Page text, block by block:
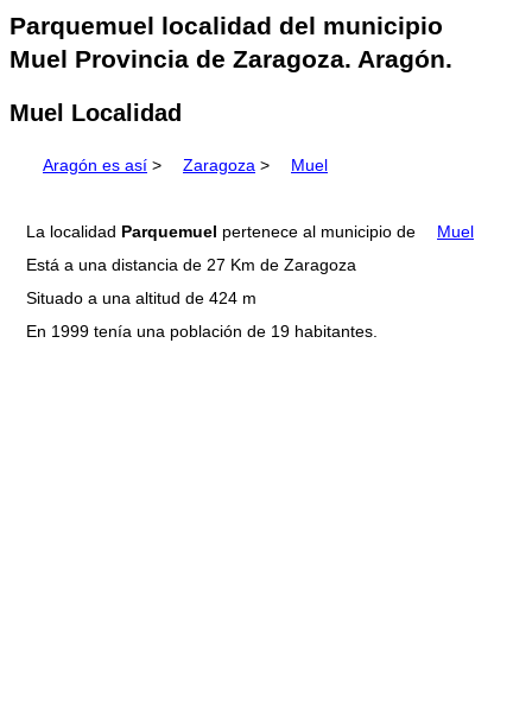
Parquemuel localidad del municipio
Muel Provincia de Zaragoza. Aragón.
Muel Localidad
Aragón es así > Zaragoza > Muel
La localidad Parquemuel pertenece al municipio de
Muel
Está a una distancia de 27 Km de Zaragoza
Situado a una altitud de 424 m
En 1999 tenía una población de 19 habitantes.